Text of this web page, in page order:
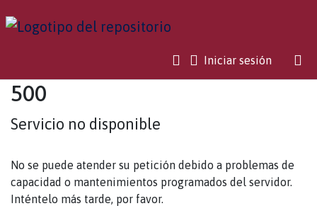
Iniciar sesión(current)
500
Servicio no disponible
No se puede atender su petición debido a problemas de
capacidad o mantenimientos programados del servidor.
Inténtelo más tarde, por favor.